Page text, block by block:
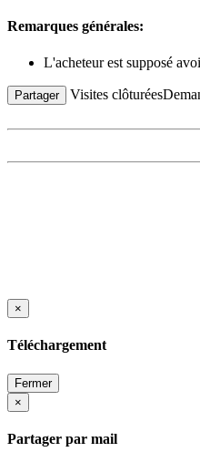
Remarques générales:
L'acheteur est supposé
Partager Visites clôturées
×
Téléchargement
Fermer
×
Partager par mail